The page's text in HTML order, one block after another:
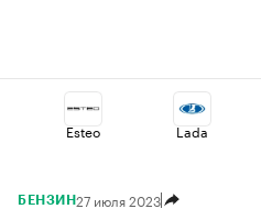
Esteo Lada
Jaecoo Volga
БЕНЗИН27 июля 2023